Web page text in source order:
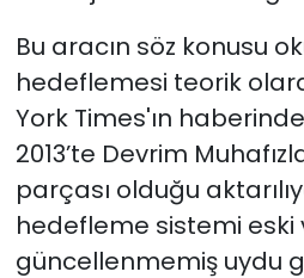
Bu aracın söz konusu
hedeflemesi teorik
York Times'ın
2013’te Devrim
parçası olduğu
hedefleme sistemi eski
güncellenmemiş uydu